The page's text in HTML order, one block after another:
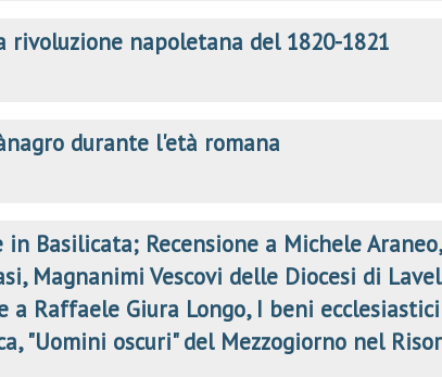
rivoluzione napoletana del 1820-1821
durante l'età romana
in Basilicata; Recensione a Michele
Magnanimi Vescovi delle Diocesi di
a Raffaele Giura Longo, I beni
"Uomini oscuri" del Mezzogiorno nel